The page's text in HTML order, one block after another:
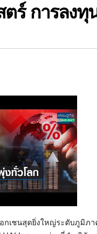
ร์ การลงทุ
กเชนสุดยิ่งใหญ่ระดับภูมิภ